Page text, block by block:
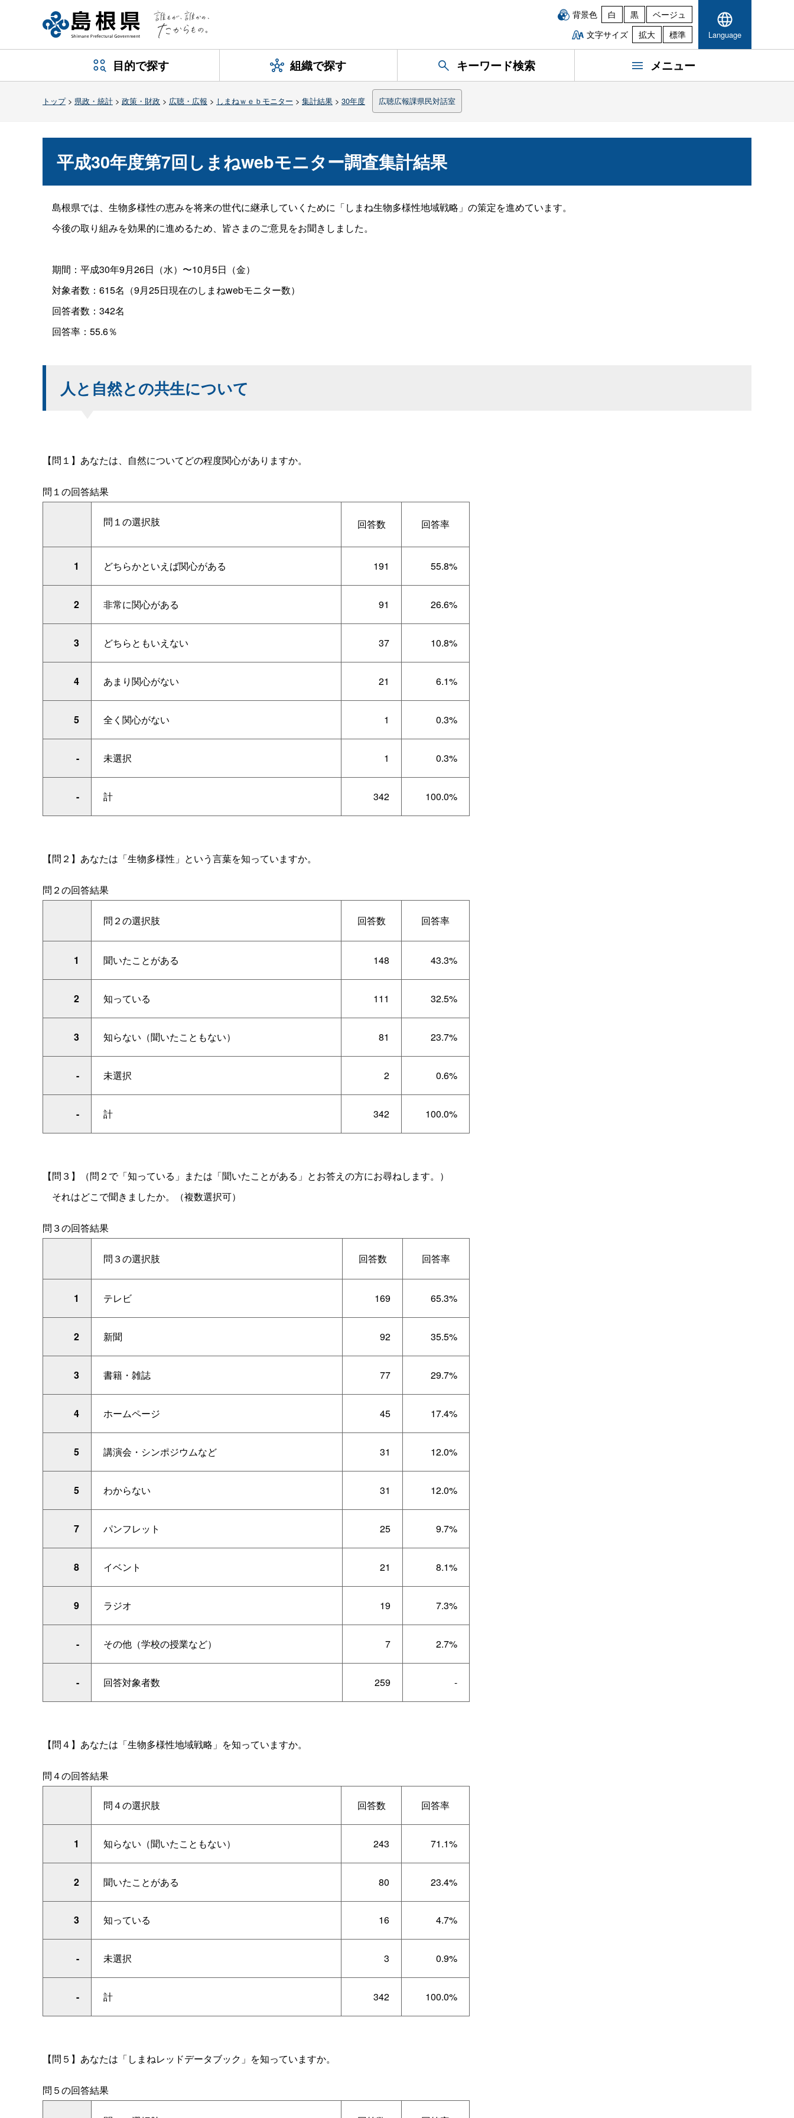
背景色 白 黒
ベージュ
文字サイズ
拡大 標準 Language
目的で探す 組織で探す キーワード検索 メニュー
トップ> 県政・統計 > 政策・財政 > 広聴・広報 > しまねｗｅｂモニター > 集計結果 > 30年度 広聴広報課県民対話室
平成30年度第7回しまねwebモニター調査集計結果
島根県では、生物多様性の恵みを将来の世代に継承していくために「しまね生物多様性地域戦略」の策定を進めています。
今後の取り組みを効果的に進めるため、皆さまのご意見をお聞きしました。
期間：平成30年9月26日（水）〜10月5日（金）
対象者数：615名（9月25日現在のしまねwebモニター数）
回答者数：342名
回答率：55.6％
人と自然との共生について
【問１】あなたは、自然についてどの程度関心がありますか。
問１の回答結果
問１の選択肢 回答数 回答率
1 どちらかといえば関心がある 191 55.8%
2 非常に関心がある 91 26.6%
3 どちらともいえない 37 10.8%
4 あまり関心がない 21 6.1%
5 全く関心がない 1 0.3%
- 未選択 1 0.3%
- 計 342 100.0%
【問２】あなたは「生物多様性」という言葉を知っていますか。
問２の回答結果
問２の選択肢 回答数 回答率
1 聞いたことがある 148 43.3%
2 知っている 111 32.5%
3 知らない（聞いたこともない） 81 23.7%
- 未選択 2 0.6%
- 計 342 100.0%
【問３】 （問２で「知っている」または「聞いたことがある」とお答えの方にお尋ねします。 ）
それはどこで聞きましたか。（複数選択可）
問３の回答結果
問３の選択肢 回答数 回答率
1 テレビ 169 65.3%
2 新聞 92 35.5%
3 書籍・雑誌 77 29.7%
4 ホームページ 45 17.4%
5 講演会・シンポジウムなど 31 12.0%
5 わからない 31 12.0%
7 パンフレット 25 9.7%
8 イベント 21 8.1%
9 ラジオ 19 7.3%
- その他（学校の授業など） 7 2.7%
- 回答対象者数 259 -
【問４】あなたは「生物多様性地域戦略」を知っていますか。
問４の回答結果
問４の選択肢 回答数 回答率
1 知らない（聞いたこともない） 243 71.1%
2 聞いたことがある 80 23.4%
3 知っている 16 4.7%
- 未選択 3 0.9%
- 計 342 100.0%
【問５】あなたは「しまねレッドデータブック」を知っていますか。
問５の回答結果